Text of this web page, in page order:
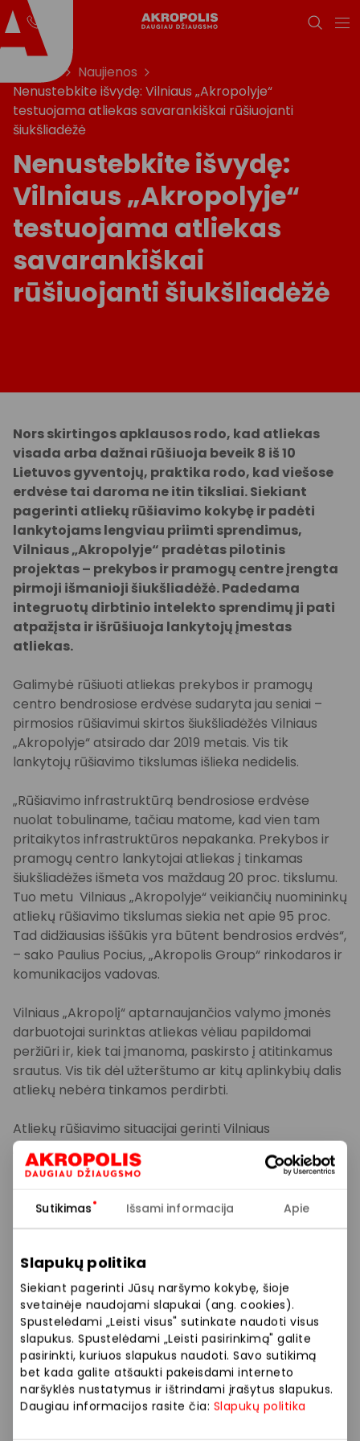
Sutikimas Išsami informacija Apie
Slapukų politika
Siekiant pagerinti Jūsų naršymo kokybę, šioje
svetainėje naudojami slapukai (ang. cookies).
Spustelėdami „Leisti visus" sutinkate naudoti visus
slapukus. Spustelėdami „Leisti pasirinkimą" galite
pasirinkti, kuriuos slapukus naudoti. Savo sutikimą
bet kada galite atšaukti pakeisdami interneto
naršyklės nustatymus ir ištrindami įrašytus slapukus.
Daugiau informacijos rasite čia: Slapukų politika
Naujienos
Nenustebkite išvydę: Vilniaus „Akropolyje“
testuojama atliekas savarankiškai rūšiuojanti
šiukšliadėžė
Nenustebkite išvydę:
Vilniaus „Akropolyje“
testuojama atliekas
savarankiškai
rūšiuojanti šiukšliadėžė
Nors skirtingos apklausos rodo, kad atliekas
visada arba dažnai rūšiuoja beveik 8 iš 10
Lietuvos gyventojų, praktika rodo, kad viešose
erdvėse tai daroma ne itin tiksliai. Siekiant
pagerinti atliekų rūšiavimo kokybę ir padėti
lankytojams lengviau priimti sprendimus,
Vilniaus „Akropolyje“ pradėtas pilotinis
projektas – prekybos ir pramogų centre įrengta
pirmoji išmanioji šiukšliadėžė. Padedama
integruotų dirbtinio intelekto sprendimų ji pati
atpažįsta ir išrūšiuoja lankytojų įmestas
atliekas.
Galimybė rūšiuoti atliekas prekybos ir pramogų
centro bendrosiose erdvėse sudaryta jau seniai –
pirmosios rūšiavimui skirtos šiukšliadėžės Vilniaus
„Akropolyje“ atsirado dar 2019 metais. Vis tik
lankytojų rūšiavimo tikslumas išlieka nedidelis.
„Rūšiavimo infrastruktūrą bendrosiose erdvėse
nuolat tobuliname, tačiau matome, kad vien tam
pritaikytos infrastruktūros nepakanka. Prekybos ir
pramogų centro lankytojai atliekas į tinkamas
šiukšliadėžes išmeta vos maždaug 20 proc. tikslumu.
Tuo metu Vilniaus „Akropolyje“ veikiančių nuomininkų
atliekų rūšiavimo tikslumas siekia net apie 95 proc.
Tad didžiausias iššūkis yra būtent bendrosios erdvės“,
– sako Paulius Pocius, „Akropolis Group“ rinkodaros ir
komunikacijos vadovas.
Vilniaus „Akropolį“ aptarnaujančios valymo įmonės
darbuotojai surinktas atliekas vėliau papildomai
peržiūri ir, kiek tai įmanoma, paskirsto į atitinkamus
srautus. Vis tik dėl užterštumo ar kitų aplinkybių dalis
atliekų nebėra tinkamos perdirbti.
Atliekų rūšiavimo situacijai gerinti Vilniaus
„Akropolyje“ testuojama išmanioji šiukšliadėžė. Ji
naudoja kompiuterinės regos technologiją ir dirbtinį
automatiškai nukreipia jas į tinkamą konteinerį.
plastiką, stiklą, medieną, elektronikos komponentus
ir biologines atliekas. Pasak P. Pociaus, realiomis
sąlygomis jos rūšiavimo tikslumas yra apie 85 proc.
„Įrenginyje taip pat įmontuotas ekranas, kuriame
rodoma informacija apie išrūšiuotų atliekų tipą, kiekį
ir svorį. Sistema kaupia statistinius duomenis,
leidžiančius stebėti atliekų srautus bei analizuoti
rūšiavimo rezultatus. Vis tik svarbiausia, kad ji padeda